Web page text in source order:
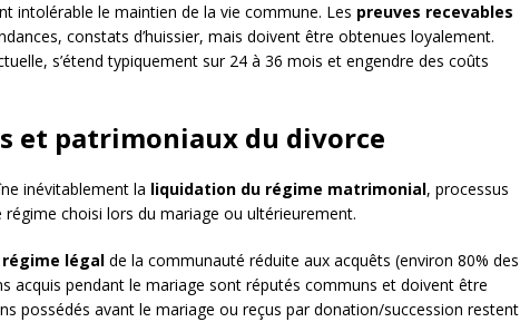
intolérable le maintien de la vie commune. Les preuves recevables
constats d’huissier, mais doivent être obtenues loyalement.
s’étend typiquement sur 24 à 36 mois et engendre des coûts
et patrimoniaux du divorce
inévitablement la liquidation du régime matrimonial, processus
choisi lors du mariage ou ultérieurement.
régime légal de la communauté réduite aux acquêts (environ 80% des
acquis pendant le mariage sont réputés communs et doivent être
possédés avant le mariage ou reçus par donation/succession restent